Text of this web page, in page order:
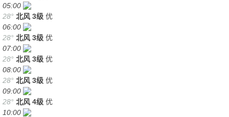
05:00
28° 北风 3级 优
06:00
28° 北风 3级 优
07:00
28° 北风 3级 优
08:00
28° 北风 3级 优
09:00
28° 北风 4级 优
10:00